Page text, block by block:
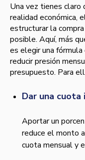
Una vez tienes claro
realidad económica,
estructurar la
posible. Aquí, más
es elegir una
reducir presión
presupuesto. Para
Dar una
Aportar un
reduce el monto
cuota mensual y